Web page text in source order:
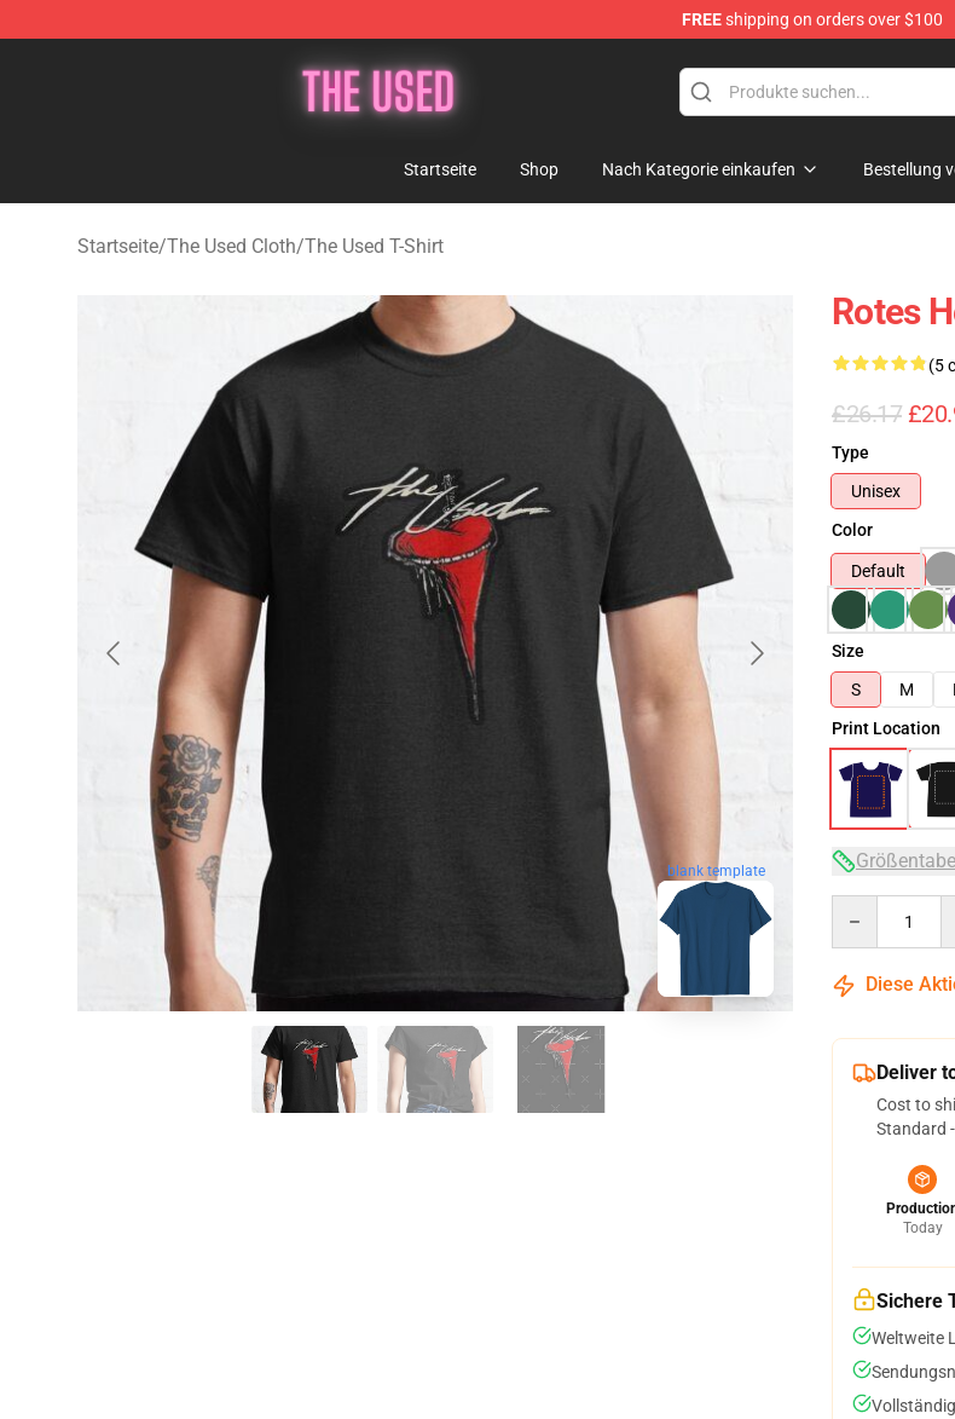
FREEshipping on orders over $100
Startseite Shop Nach Kategorie einkaufen Bestellung
Startseite/The Used Cloth/The Used T-Shirt
blank template
Rotes
(5
£26.17
Type
Unisex
Color
Default
Size
S
M L
Print Location
Diese
Deliver
Cost to
Standard
Today
Sichere
Weltweite